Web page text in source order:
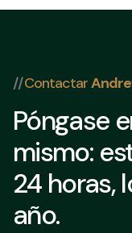
//Contactar
Póngase
mismo:
24 horas,
año.